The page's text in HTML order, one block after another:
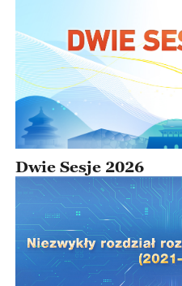
Dwie Sesje 2026